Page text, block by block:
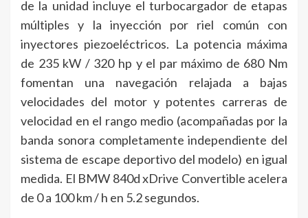
de la unidad incluye el turbocargador de etapas
múltiples y la inyección por riel común con
inyectores piezoeléctricos. La potencia máxima
de 235 kW / 320 hp y el par máximo de 680 Nm
fomentan una navegación relajada a bajas
velocidades del motor y potentes carreras de
velocidad en el rango medio (acompañadas por la
banda sonora completamente independiente del
sistema de escape deportivo del modelo) en igual
medida. El BMW 840d xDrive Convertible acelera
de 0 a 100 km / h en 5.2 segundos.